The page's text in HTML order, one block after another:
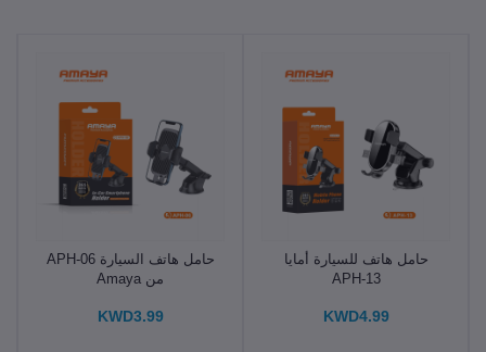
حامل هاتف للسيارة أمايا
APH-13
KWD4.99
حامل هاتف السيارة APH-06
من Amaya
KWD3.99